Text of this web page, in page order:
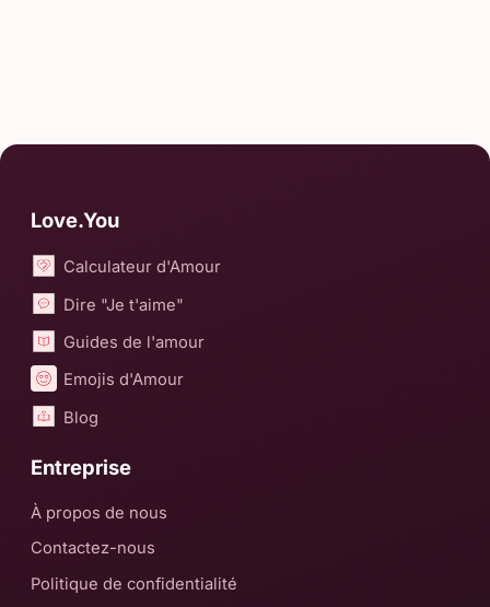
Love.You
Calculateur d'Amour
Dire "Je t'aime"
Guides de l'amour
Emojis d'Amour
Blog
Entreprise
À propos de nous
Contactez-nous
Politique de confidentialité